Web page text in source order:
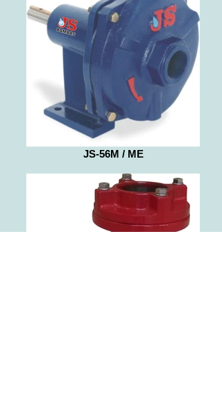
JS-56M / ME